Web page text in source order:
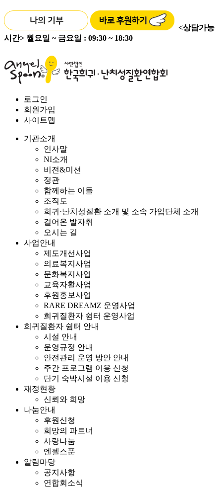
<상담가능
시간> 월요일 ~ 금요일 : 09:30 ~ 18:30
로그인
회원가입
사이트맵
기관소개
인사말
NI소개
비전&미션
정관
함께하는 이들
조직도
희귀·난치성질환 소개 및 소속 가입단체 소개
걸어온 발자취
오시는 길
사업안내
제도개선사업
의료복지사업
문화복지사업
교육자활사업
후원홍보사업
RARE DREAMZ 운영사업
희귀질환자 쉼터 운영사업
희귀질환자 쉼터 안내
시설 안내
운영규정 안내
안전관리 운영 방안 안내
주간 프로그램 이용 신청
단기 숙박시설 이용 신청
재정현황
신뢰와 희망
나눔안내
후원신청
희망의 파트너
사랑나눔
엔젤스푼
알림마당
공지사항
연합회소식